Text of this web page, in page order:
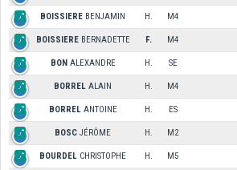
BOISSIERE BENJAMIN H. M4
BOISSIEREBERNADETTE F. M4
BON ALEXANDRE H. SE
BORREL ALAIN H. M4
BORRELANTOINE H. ES
BOSC JÉRÔME H. M2
BOURDEL CHRISTOPHE H. M5